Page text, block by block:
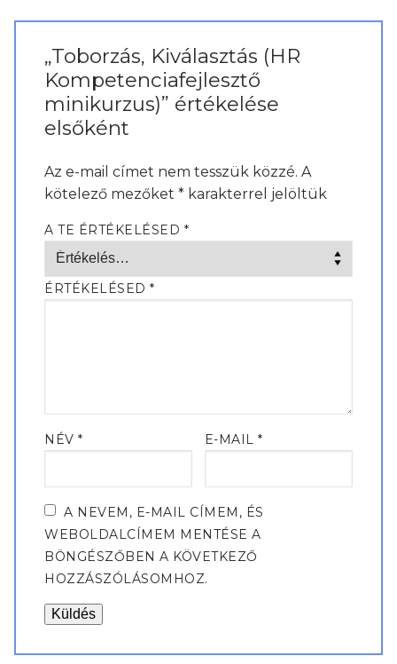
„Toborzás, Kiválasztás (HR
Kompetenciafejlesztő
minikurzus)” értékelése
elsőként
Az e-mail címet nem tesszük közzé. A
kötelező mezőket * karakterrel jelöltük
A TE ÉRTÉKELÉSED *
ÉRTÉKELÉSED *
NÉV * E-MAIL*
A NEVEM, E-MAIL CÍMEM, ÉS
WEBOLDALCÍMEM MENTÉSE A
BÖNGÉSZŐBEN A KÖVETKEZŐ
HOZZÁSZÓLÁSOMHOZ.